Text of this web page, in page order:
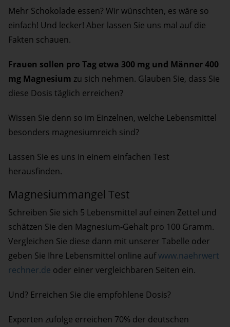
Mehr Schokolade essen? Wir wünschten, es wäre so
einfach! Und lecker! Aber lassen Sie uns mal auf die
Fakten schauen.
Frauen sollen pro Tag etwa 300 mg und Männer 400
mg Magnesium zu sich nehmen. Glauben Sie, dass Sie
diese Dosis täglich erreichen?
Wissen Sie denn so im Einzelnen, welche Lebensmittel
besonders magnesiumreich sind?
Lassen Sie es uns in einem einfachen Test
herausfinden.
Magnesiummangel Test
Schreiben Sie sich 5 Lebensmittel auf einen Zettel und
schätzen Sie den Magnesium-Gehalt pro 100 Gramm.
Vergleichen Sie diese dann mit unserer Tabelle oder
geben Sie Ihre Lebensmittel online aufwww.naehrwert
rechner.de oder einer vergleichbaren Seiten ein.
Und? Erreichen Sie die empfohlene Dosis?
Experten zufolge erreichen 70% der deutschen